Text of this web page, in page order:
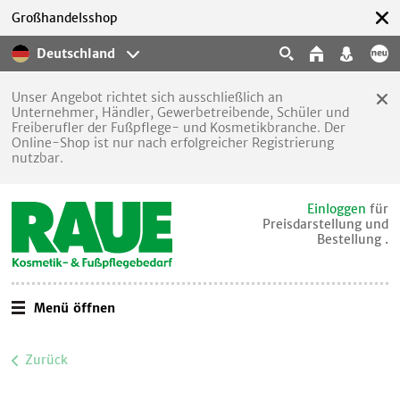
Deutschland
Großhandelsshop
Unser Angebot richtet sich ausschließlich an
Unternehmer, Händler, Gewerbetreibende, Schüler und
Freiberufler der Fußpflege- und Kosmetikbranche. Der
Online-Shop ist nur nach erfolgreicher Registrierung
nutzbar.
Einloggen für
Preisdarstellung und
Bestellung .
Menü öffnen
Zurück